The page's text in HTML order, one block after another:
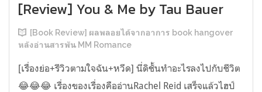
[Review] You & Me by Tau Bauer
[Book Review] ผลพลอยได้จากอาการ book hangover
หลังอ่านสารพัน MM Romance
[เรื่องย่อ+รีวิวตามใจฉัน+หวีด] นี่ดิชั้นทำอะไรลงไปกับชีวิต
😂😂😂 เรื่องของเรื่องคืออ่านRachel Reid เสร็จแล้วไฮป์